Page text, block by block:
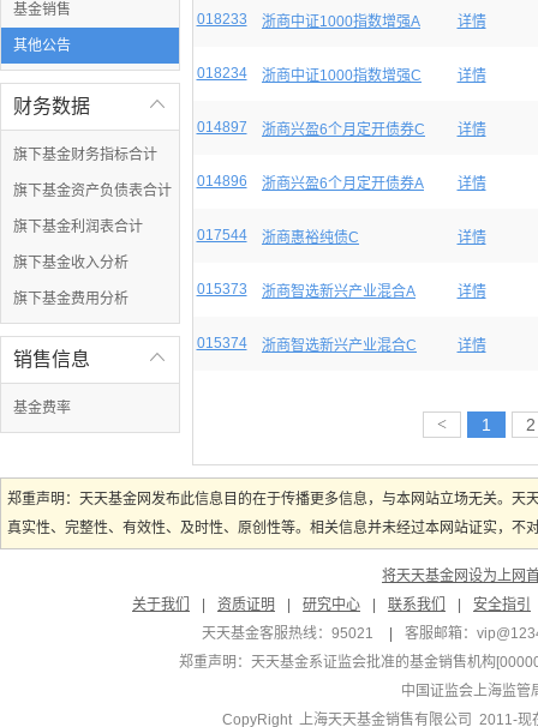
基金销售
其他公告

财务数据
旗下基金财务指标合计
旗下基金资产负债表合计
旗下基金利润表合计
旗下基金收入分析
旗下基金费用分析

销售信息
基金费率
018233 浙商中证1000指数增强A 详情
018234 浙商中证1000指数增强C 详情
014897 浙商兴盈6个月定开债券C 详情
014896 浙商兴盈6个月定开债券A 详情
017544 浙商惠裕纯债C 详情
015373 浙商智选新兴产业混合A 详情
015374 浙商智选新兴产业混合C 详情
< 1 2
郑重声明：天天基金网发布此信息目的在于传播更多信息，与本网站立场无关。
真实性、完整性、有效性、及时性、原创性等。相关信息并未经过本网站证实，
将天天基金网设为上网
关于我们
资质证明 研究中心 联系我们
安全指引
天天基金客服热线：95021
客服邮箱：
郑重声明： 天天基金系证监会批准的基金销售机构
中国证监会上海监管
CopyRight 上海天天基金销售有限公司 2011-